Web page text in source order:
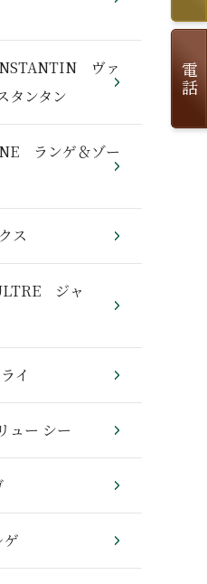
ヴァ
タンタン
ランゲ＆ゾー
ス
ジャ
イ
ュー シー
電話